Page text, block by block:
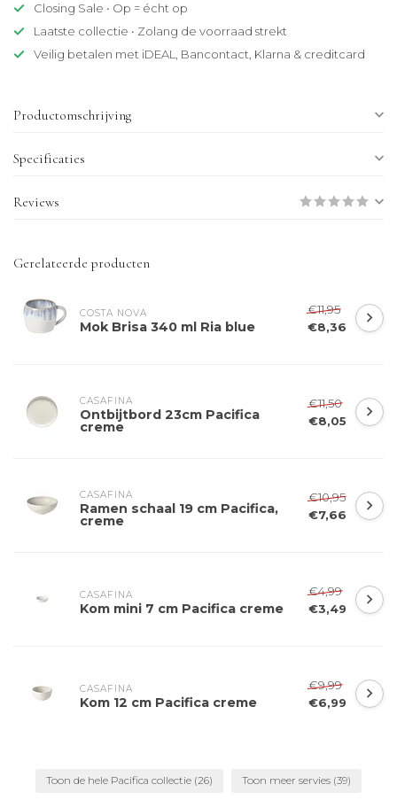
Closing Sale • Op = écht op
Laatste collectie • Zolang de voorraad strekt
Veilig betalen met iDEAL, Bancontact, Klarna & creditcard
Productomschrijving
Specificaties
Reviews
Gerelateerde producten
COSTA NOVA
Mok Brisa 340 ml Ria blue
€11,95
€8,36
CASAFINA
Ontbijtbord 23cm Pacifica
creme
€11,50
€8,05
CASAFINA
Ramen schaal 19 cm Pacifica,
creme
€10,95
€7,66
CASAFINA
Kom mini 7 cm Pacifica creme
€4,99
€3,49
CASAFINA
Kom 12 cm Pacifica creme
€9,99
€6,99
Toon de hele Pacifica collectie (26) Toon meer servies (39)